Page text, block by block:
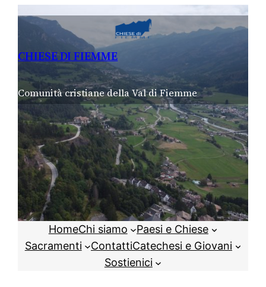
CHIESE DI FIEMME
Comunità cristiane della Val di Fiemme
HomeChi siamo
Paesi e Chiese
Sacramenti
ContattiCatechesi e Giovani
Sostienici